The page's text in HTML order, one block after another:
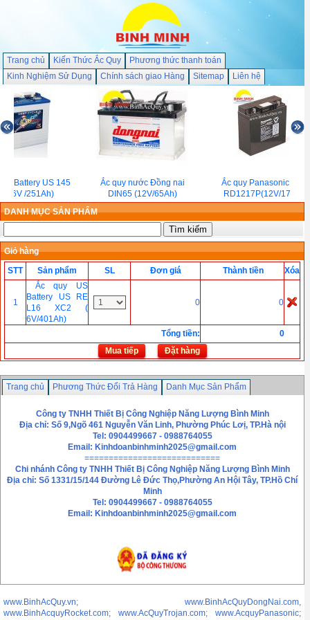
Trang chủ Kiến Thức Ắc Quy
Phương thức thanh toán
Kinh Nghiệm Sử Dụng
Chính sách giao Hàng Sitemap Liên hệ
Battery US 145
( 6V /251Ah)
Ắc quy nước Đồng nai
DIN65 (12V/65Ah)
Ắc quy Panasonic LC-
RD1217P(12V/17Ah)
DANH MỤC SẢN PHẨM
Giỏ hàng
STT
Sản phẩm SL Đơn giá Thành tiền Xóa
1
Ắc quy US
Battery US RE
L16 XC2 (
6V/401Ah)
0 0
Tổng tiền:
0
Mua tiếp
Đặt hàng
Trang chủ Phương Thức Đổi Trả Hàng
Danh Mục Sản Phẩm
Công ty TNHH Thiết Bị Công Nghiệp Năng Lượng Bình Minh
Địa chỉ: Số 9,Ngõ 461 Nguyễn Văn Linh, Phường Phúc Lơị, TP.Hà nội
Tel: 0904499667 - 0988764055
Email: Kinhdoanbinhminh2025@gmail.com
============================
Chi nhánh Công ty TNHH Thiết Bị Công Nghiệp Năng Lượng Bình Minh
Địa chỉ: Số 1331/15/144 Đường Lê Đức Thọ,Phường An Hội Tây, TP.Hồ Chí
Minh
Tel: 0904499667 - 0988764055
Email: Kinhdoanbinhminh2025@gmail.com
www.BinhAcQuy.vn; www.BinhAcQuyDongNai.com,
www.BinhAcquyRocket.com; www.AcQuyTrojan.com; www.AcquyPanasonic;